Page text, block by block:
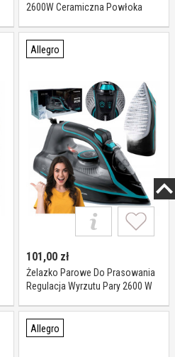
2600W Ceramiczna Powłoka
Allegro
101,00 zł
Żelazko Parowe Do Prasowania
Regulacja Wyrzutu Pary 2600 W
Allegro